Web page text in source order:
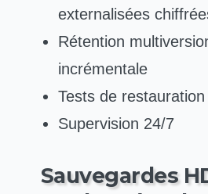
externalisées
Rétention
incrémentale
Tests de
Supervision 24/7
Sauvegardes